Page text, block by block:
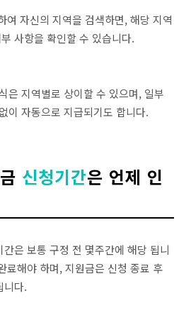
여 자신의 지역을 검색하면, 해당 지역
사항을 확인할 수 있습니다.
은 지역별로 상이할 수 있으며, 일부
이 자동으로 지급되기도 합니다.
신청기간은 언제 인
은 보통 구정 전 몇주간에 해당 됩니
료해야 하며, 지원금은 신청 종료 후
니다.